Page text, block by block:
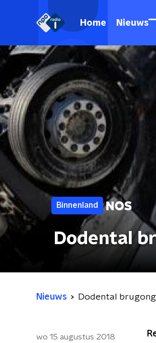
Home Nieuws
Binnenland
Dodental
Nieuws Dodental
wo 15 augustus 2018